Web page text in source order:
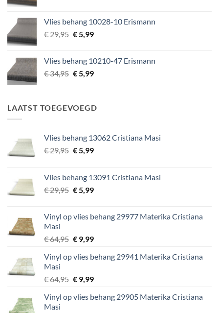
€ 29,95.€ 5,99.
Vlies behang 10028-10 Erismann
€29,95 Oorspronkelijke
€ 29,95.
€5,99Huidige
€ 5,99.
Vlies behang 10210-47 Erismann
€34,95 Oorspronkelijke
€ 34,95.
€5,99Huidige
€ 5,99.
LAATST TOEGEVOEGD
Vlies behang 13062 Cristiana Masi
€29,95 Oorspronkelijke
€ 29,95.
€5,99Huidige
€ 5,99.
Vlies behang 13091 Cristiana Masi
€29,95 Oorspronkelijke
€ 29,95.
€5,99Huidige
€ 5,99.
Vinyl op vlies behang 29977 Materika Cristiana
Masi
€64,95 Oorspronkelijke
was:
€9,99Huidige
is:
Vinyl op vlies behang 29941 Materika Cristiana
Masi
€64,95 Oorspronkelijke
was:
€9,99Huidige
is:
Vinyl op vlies behang 29905 Materika Cristiana
Masi